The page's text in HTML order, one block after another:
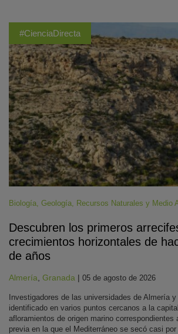
#CienciaDirecta
Biología Geología Recursos Naturales y Medio
Descubren los primeros
crecimientos horizontales de
de años
Almería Granada | 05 de agosto de 2026
Investigadores de las universidades de Almería
identificado en varios puntos cercanos a la
afloramientos de origen marino correspondientes
previa en la que el Mediterráneo se secó casi